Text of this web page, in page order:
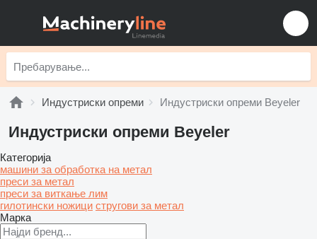
Индустриски опреми Индустриски опреми Beyeler
Индустриски опреми Beyeler
Категорија
машини за обработка на метал
преси за метал
преси за виткање лим
гилотински ножици стругови за метал
Марка